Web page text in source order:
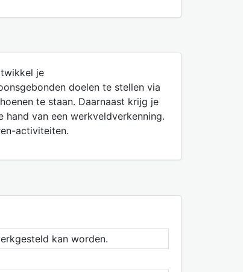
je
doelen te stellen via
te staan. Daarnaast krijg je
van een werkveldverkenning.
activiteiten.
kan worden.